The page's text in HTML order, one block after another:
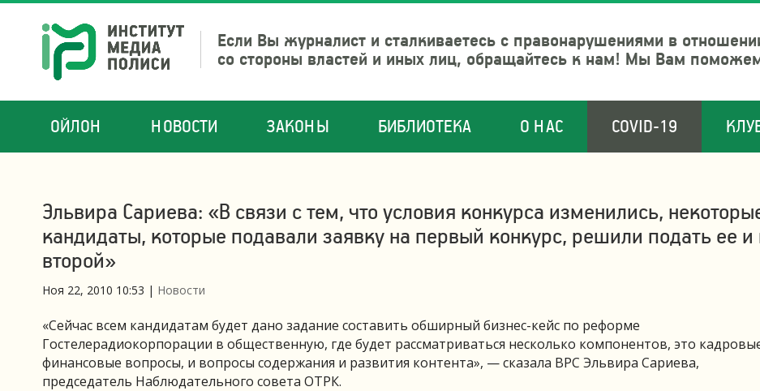
Если Вы журналист и сталкиваетесь с правонарушениями в
со стороны властей и иных лиц, обращайтесь к нам! Мы Вам
ОЙЛОН НОВОСТИ ЗАКОНЫ БИБЛИОТЕКА О НАС COVID-19
Эльвира Сариева: «В связи с тем, что условия конкурса изменились,
кандидаты, которые подавали заявку на первый конкурс, решили подать ее и
второй»
Ноя 22, 2010 10:53 | Новости
«Сейчас всем кандидатам будет дано задание составить обширный бизнес-кейс по реформе
Гостелерадиокорпорации в общественную, где будет рассматриваться несколько компонентов, это
финансовые вопросы, и вопросы содержания и развития контента», — сказала ВРС Эльвира Сариева,
председатель Наблюдательного совета ОТРК.